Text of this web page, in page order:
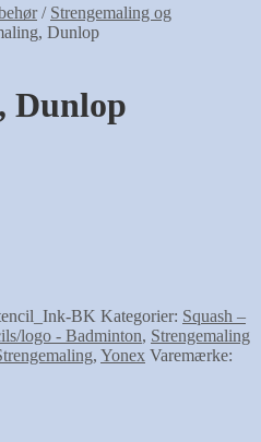
/ Strengemaling og
Dunlop
Dunlop
BK Kategorier: Squash –
logo - Badminton, Strengemaling
, Yonex Varemærke: